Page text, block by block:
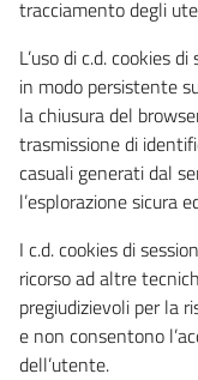
tracciamento degli
L’uso di c.d. cookies
in modo persistente
la chiusura del
trasmissione di
casuali generati dal
l’esplorazione sicura
I c.d. cookies di
ricorso ad altre
pregiudizievoli per la
e non consentono
dell’utente.